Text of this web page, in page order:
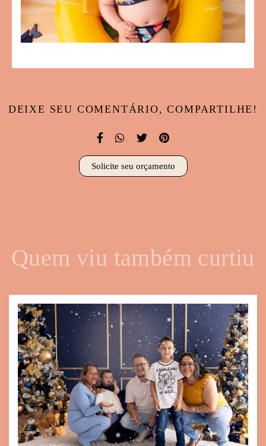
DEIXE SEU COMENTÁRIO, COMPARTILHE!
Solicite seu orçamento
Quem viu também curtiu